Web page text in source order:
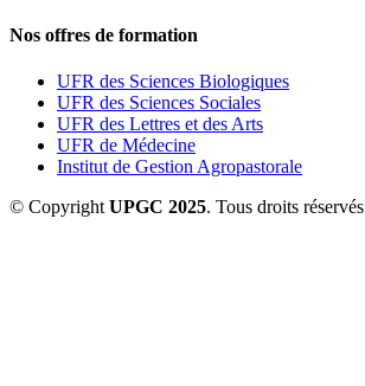
Nos offres de formation
UFR des Sciences Biologiques
UFR des Sciences Sociales
UFR des Lettres et des Arts
UFR de Médecine
Institut de Gestion Agropastorale
© Copyright UPGC 2025. Tous droits réservés